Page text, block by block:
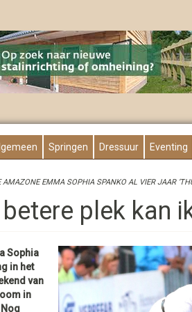
Springen Dressuur Eventing
AMAZONE EMMA SOPHIA SPANKO AL VIER JAAR
betere plek kan
Sophia
in het
van
in